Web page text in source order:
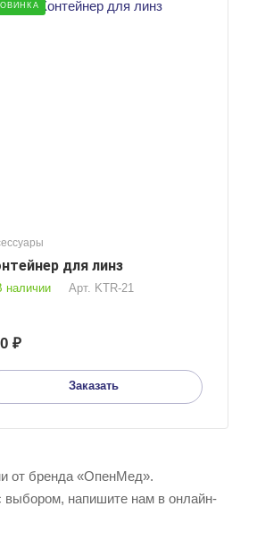
для линз
наличии Арт. KTR-21
₽
Заказать
от бренда «ОпенМед».
выбором, напишите нам в онлайн-